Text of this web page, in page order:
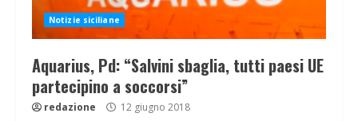
Notizie siciliane
Aquarius, Pd: “Salvini sbaglia, tutti paesi UE
partecipino a soccorsi”
redazione 12 giugno 2018